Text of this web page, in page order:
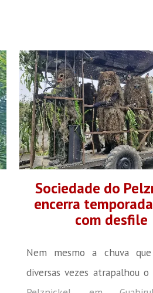
Sociedade do
encerra
com desfile
Nem mesmo a chuva
diversas vezes atrapalhou